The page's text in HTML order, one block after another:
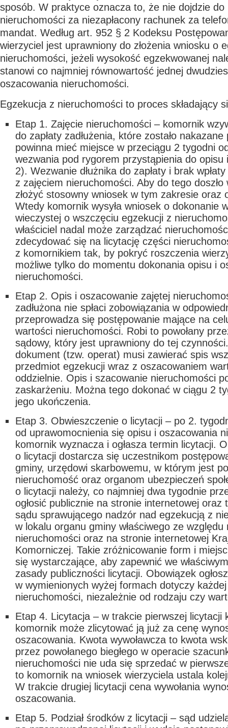
sposób. W praktyce oznacza to, że nie dojdzie do
nieruchomości za niezapłacony rachunek za
mandat. Według art. 952 § 2 Kodeksu
wierzyciel jest uprawniony do złożenia wniosku o
nieruchomości, jeżeli wysokość egzekwowanej
stanowi co najmniej równowartość jednej
oszacowania nieruchomości.
Egzekucja z nieruchomości to proces składający
Etap 1. Zajęcie nieruchomości – komornik
do zapłaty zadłużenia, które zostało
powinna mieć miejsce w przeciągu 2 tygodni
wezwania pod rygorem przystąpienia do opisu
2). Wezwanie dłużnika do zapłaty i brak
z zajęciem nieruchomości. Aby do tego doszło
złożyć stosowny wniosek w tym zakresie oraz
Wtedy komornik wysyła wniosek o dokonanie
wieczystej o wszczęciu egzekucji z
właściciel nadal może zarządzać
zdecydować się na licytację części
z komornikiem tak, by pokryć roszczenia
możliwe tylko do momentu dokonania opisu i
nieruchomości.
Etap 2. Opis i oszacowanie zajętej
zadłużona nie spłaci zobowiązania w
przeprowadza się postępowanie mające na
wartości nieruchomości. Robi to powołany
sądowy, który jest uprawniony do tej
dokument (tzw. operat) musi zawierać spis
przedmiot egzekucji wraz z oszacowaniem
oddzielnie. Opis i szacowanie nieruchomości
zaskarżeniu. Można tego dokonać w ciągu 2
jego ukończenia.
Etap 3. Obwieszczenie o licytacji – po 2.
od uprawomocnienia się opisu i oszacowania
komornik wyznacza i ogłasza termin licytacji.
o licytacji dostarcza się uczestnikom
gminy, urzędowi skarbowemu, w którym jest
nieruchomość oraz organom ubezpieczeń
o licytacji należy, co najmniej dwa tygodnie
ogłosić publicznie na stronie internetowej oraz
sądu sprawującego nadzór nad egzekucją z
w lokalu organu gminy właściwego ze względu
nieruchomości oraz na stronie internetowej
Komorniczej. Takie zróżnicowanie form i
się wystarczające, aby zapewnić we
zasady publiczności licytacji. Obowiązek
w wymienionych wyżej formach dotyczy
nieruchomości, niezależnie od rodzaju czy
Etap 4. Licytacja – w trakcie pierwszej licytacji
komornik może zlicytować ją już za cenę
oszacowania. Kwota wywoławcza to kwota
przez powołanego biegłego w operacie
nieruchomości nie uda się sprzedać w
to komornik na wniosek wierzyciela ustala
W trakcie drugiej licytacji cena wywołania
oszacowania.
Etap 5. Podział środków z licytacji – sąd